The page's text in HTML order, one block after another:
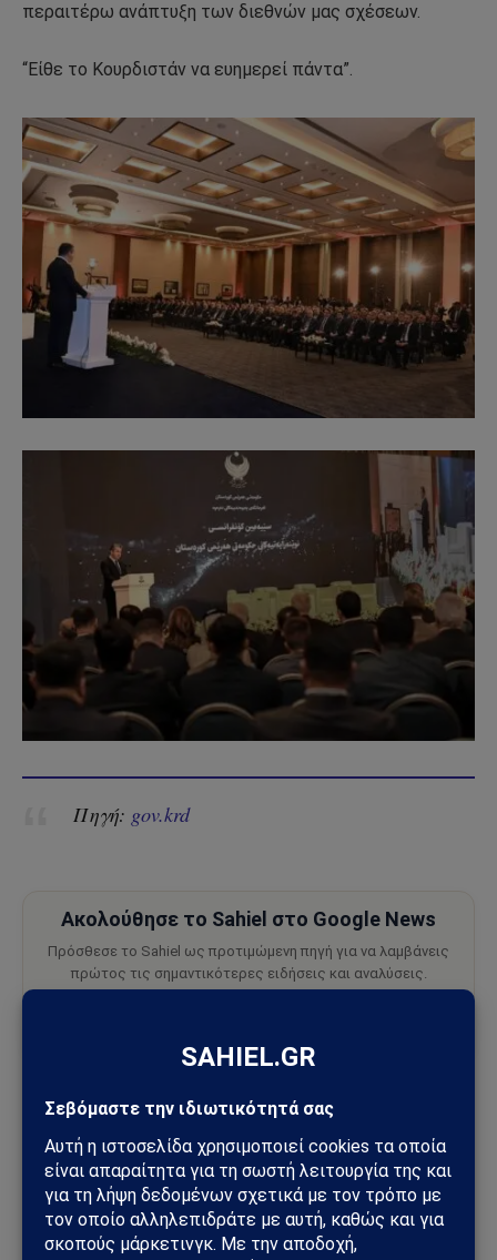
περαιτέρω ανάπτυξη των διεθνών μας σχέσεων.
“Είθε το Κουρδιστάν να ευημερεί πάντα”.
Πηγή: gov.krd
Ακολούθησε το Sahiel στο Google News
Πρόσθεσε το Sahiel ως προτιμώμενη πηγή για να λαμβάνεις
πρώτος τις σημαντικότερες ειδήσεις και αναλύσεις.
Ακολουθήστε στο Instagram